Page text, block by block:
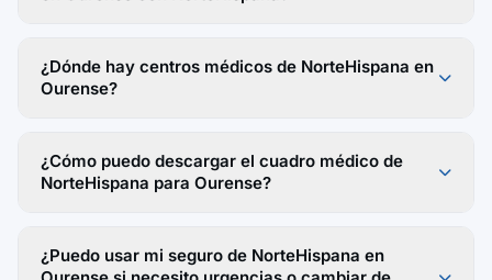
¿Dónde hay centros médicos de NorteHispana en
Ourense?
¿Cómo puedo descargar el cuadro médico de
NorteHispana para Ourense?
¿Puedo usar mi seguro de NorteHispana en